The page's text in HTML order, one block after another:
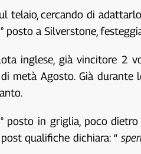
telaio, cercando di
posto a Silverstone,
inglese, già vincitore
metà Agosto. Già
in griglia, poco
qualifiche dichiara: “